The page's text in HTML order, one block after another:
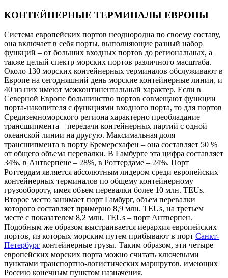
КОНТЕЙНЕРНЫЕ ТЕРМИНАЛЫ ЕВРОПЫ
Система европейских портов неоднородна по своему составу,
она включает в себя порты, выполняющие разный набор
функций – от больших входных портов до региональных, а
также целый спектр морских портов различного масштаба.
Около 130 морских контейнерных терминалов обслуживают в
Европе на сегодняшний день морские контейнерные линии, и
40 из них имеют межконтинентальный характер. Если в
Северной Европе большинство портов совмещают функции
порта-накопителя с функциями входного порта, то для портов
Средиземноморского региона характерно преобладание
трансшипмента – передачи контейнерных партий с одной
океанской линии на другую. Максимальная доля
трансшипмента в порту Бремерсхафен – она составляет 50 %
от общего объема перевалки. В Гамбурге эта цифра составляет
34%, в Антверпене – 28%, в Роттердаме – 24%. Порт
Роттердам является абсолютным лидером среди европейских
контейнерных терминалов по общему контейнерному
грузообороту, имея объем перевалки более 10 млн. TEUs.
Второе место занимает порт Гамбург, объем перевалки
которого составляет примерно 8,9 млн. TEUs, на третьем
месте с показателем 8,2 млн. TEUs – порт Антверпен.
Подобным же образом выстраивается иерархия европейских
портов, из которых морским путем прибывают в порт Санкт-
Петербург контейнерные грузы. Таким образом, эти четыре
европейских морских порта можно считать ключевыми
пунктами транспортно-логистических маршрутов, имеющих
Россию конечным пунктом назначения.